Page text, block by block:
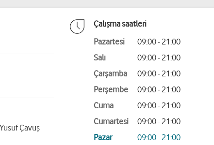
Çavuş
Çalışma saatleri
Pazartesi
09:00 - 21:00
Salı
09:00 - 21:00
Çarşamba
09:00 - 21:00
Perşembe
09:00 - 21:00
Cuma
09:00 - 21:00
Cumartesi
09:00 - 21:00
Pazar
09:00 - 21:00